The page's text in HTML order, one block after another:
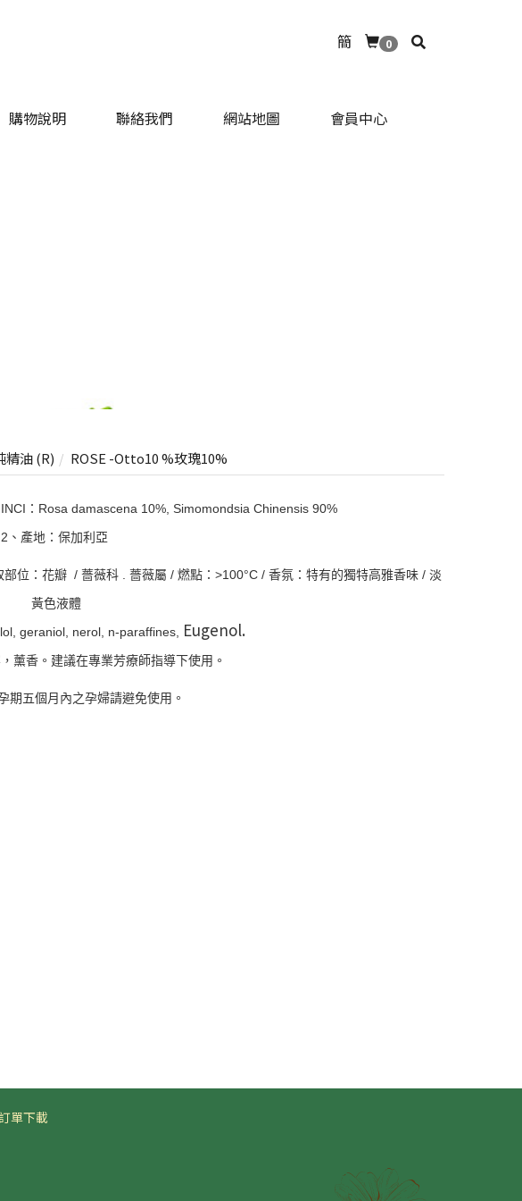
簡 0
購物說明 聯絡我們 網站地圖 會員中心
精油 (R) ROSE -Otto10 %玫瑰10%
：Rosa damascena 10%, Simomondsia Chinensis 90%
2、產地：保加利亞
位：花瓣 / 薔薇科 . 薔薇屬 / 燃點：>100°C / 香氛：特有的獨特高雅香味 / 淡
黃色液體
geraniol, nerol, n-paraffines,
Eugenol.
薰香。建議在專業芳療師指導下使用。
期五個月內之孕婦請避免使用。
單下載